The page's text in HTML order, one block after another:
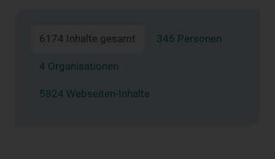
6174 Inhalte gesamt 346 Personen
4 Organisationen
5824 Webseiten-Inhalte